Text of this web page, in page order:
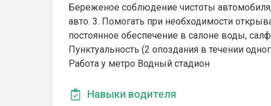
Береженое соблюдение чистоты
авто. 3. Помогать при необходимости
постоянное обеспечение в салоне воды,
Пунктуальность (2 опоздания в течении
Работа у метро Водный стадион
Навыки водителя